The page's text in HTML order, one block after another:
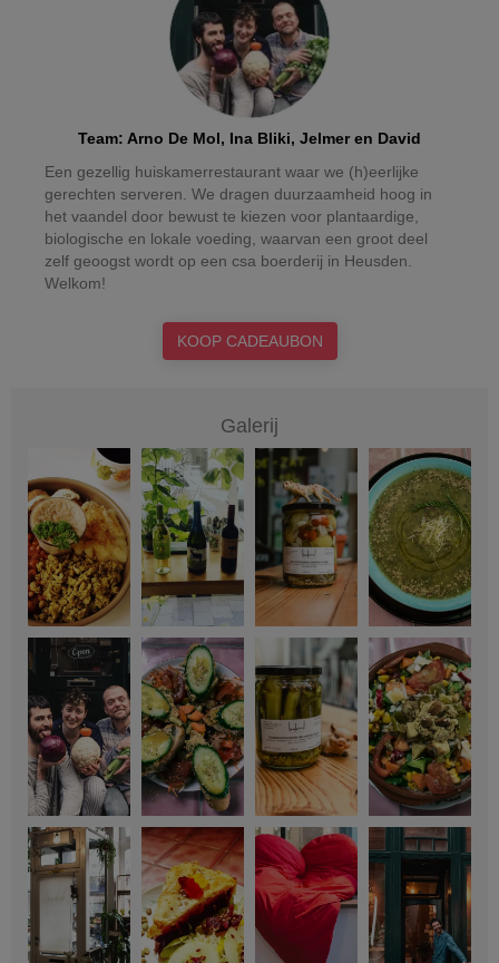
Team: Arno De Mol, Ina Bliki, Jelmer en David
Een gezellig huiskamerrestaurant waar we (h)eerlijke
gerechten serveren. We dragen duurzaamheid hoog in
het vaandel door bewust te kiezen voor plantaardige,
biologische en lokale voeding, waarvan een groot deel
zelf geoogst wordt op een csa boerderij in Heusden.
Welkom!
KOOP CADEAUBON
Galerij